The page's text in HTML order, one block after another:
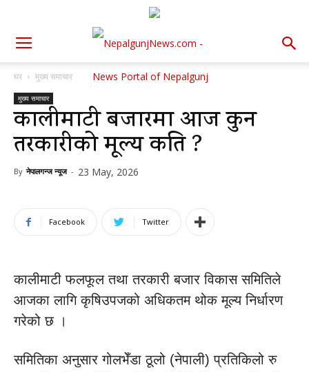
घर मुख्य समाचार
मुख्य समाचार
कालीमाटी बजारमा आज कुन
तरकारीको मूल्य कति ?
By नेपालगन्ज न्यूज - 23 May, 2026
Facebook Twitter
कालीमाटी फलफूल तथा तरकारी बजार विकास समितिले
आजका लागि कृषिउपजको अधिकतम थोक मूल्य निर्धारण
गरेको छ ।
समितिका अनुसार गोलभेँडा ठूलो (नेपाली) प्रतिकिलो रु